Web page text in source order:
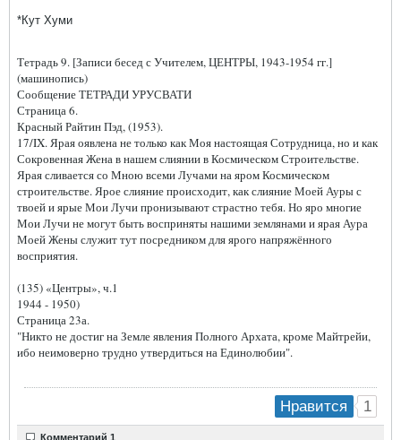
*Кут Хуми
Тетрадь 9. [Записи бесед с Учителем, ЦЕНТРЫ, 1943-1954 гг.]
(машинопись)
Сообщение ТЕТРАДИ УРУСВАТИ
Страница 6.
Красный Райтин Пэд, (1953).
17/IX. Ярая оявлена не только как Моя настоящая Сотрудница, но и как
Сокровенная Жена в нашем слиянии в Космическом Строительстве.
Ярая сливается со Мною всеми Лучами на яром Космическом
строительстве. Ярое слияние происходит, как слияние Моей Ауры с
твоей и ярые Мои Лучи пронизывают страстно тебя. Но яро многие
Мои Лучи не могут быть восприняты нашими землянами и ярая Аура
Моей Жены служит тут посредником для ярого напряжённого
восприятия.
(135) «Центры», ч.1
1944 - 1950)
Страница 23а.
"Никто не достиг на Земле явления Полного Архата, кроме Майтрейи,
ибо неимоверно трудно утвердиться на Единолюбии".
Нравится 1
Комментарий 1